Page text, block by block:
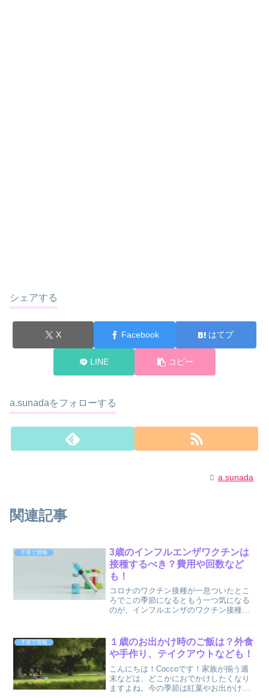
シェアする
X Facebook はてブ
LINE コピー
a.sunadaをフォローする
a.sunada
関連記事
子育て情報
3歳のインフルエンザワクチンは
接種するべき？費用や回数など
も！
コロナのワクチン接種が一息ついたとこ
ろでこの季節になるともう一つ気になる
のが、インフルエンザのワクチン接種と
長男くんをまだ自宅で見てた時は接種し
てなかったのですが今年三歳...
子育て情報
１歳のお出かけ時のご飯は？外食
や手作り、テイクアウトなども！
こんにちは！Coccoです！家族が揃う週
末などは、どこかにおでかけしたくなり
ますよね。今の季節は紅葉やお出かけす